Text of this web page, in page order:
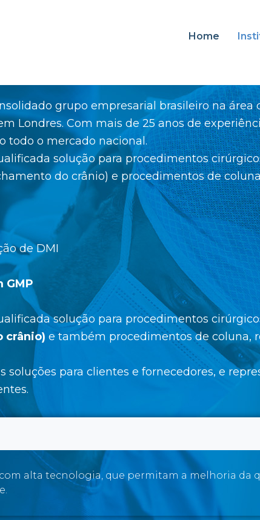
Home
grupo empresarial brasileiro na área
Londres. Com mais de 25 anos de
todo o mercado nacional.
solução para procedimentos
do crânio) e procedimentos de
de DMI
GMP
solução para procedimentos
crânio) e também procedimentos de coluna,
soluções para clientes e fornecedores, e
alta tecnologia, que permitam a melhoria da